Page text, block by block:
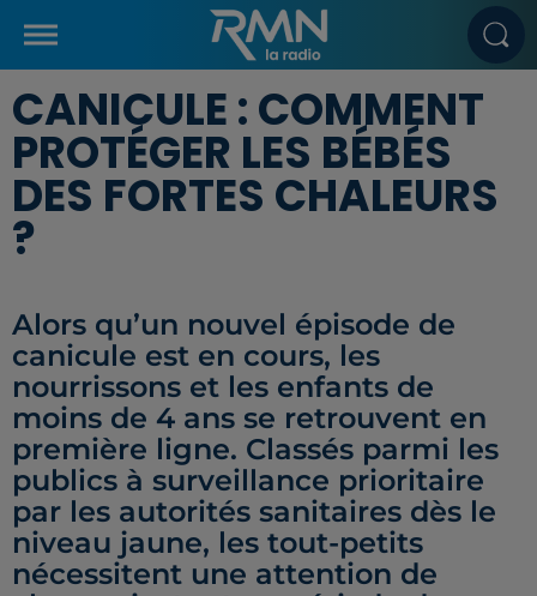
CANICULE : COMMENT
PROTÉGER LES BÉBÉS
DES FORTES CHALEURS
?
Alors qu’un nouvel épisode de
canicule est en cours, les
nourrissons et les enfants de
moins de 4 ans se retrouvent en
première ligne. Classés parmi les
publics à surveillance prioritaire
par les autorités sanitaires dès le
niveau jaune, les tout-petits
nécessitent une attention de